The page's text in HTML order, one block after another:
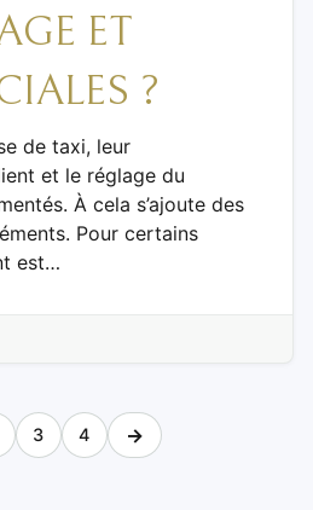
ET
?
de taxi, leur
et le réglage du
À cela s’ajoute des
Pour certains
est…
3 4 →